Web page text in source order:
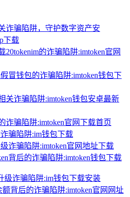
诈骗陷阱，守护数字资产安
下载
20tokenim的诈骗陷阱:imtoken官网
冒钱包的诈骗陷阱:imtoken钱包下
关诈骗陷阱:imtoken钱包安卓最新
诈骗陷阱:imtoken官网下载首页
骗陷阱:im钱包下载
诈骗陷阱:imtoken官网地址下载
背后的诈骗陷阱:imtoken钱包下载
级诈骗陷阱:im钱包下载安装
额背后的诈骗陷阱:imtoken官网网址